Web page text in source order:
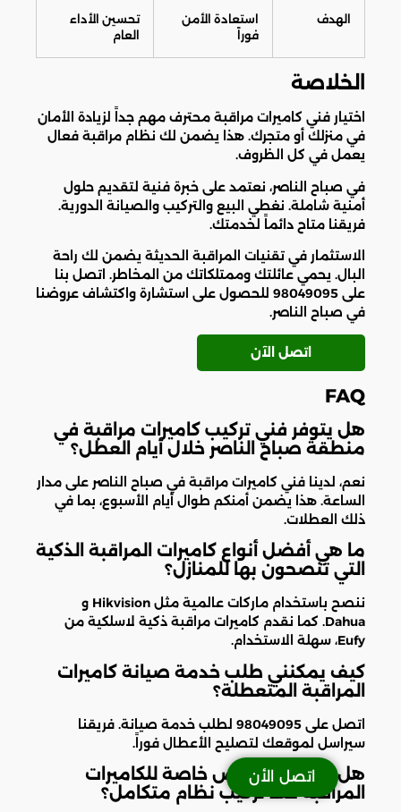
الهدف
استعادة الأمن
فوراً
تحسين الأداء
العام
الخلاصة
اختيار فني كاميرات مراقبة محترف مهم جداً لزيادة الأمان
في منزلك أو متجرك. هذا يضمن لك نظام مراقبة فعال
يعمل في كل الظروف.
في صباح الناصر، نعتمد على خبرة فنية لتقديم حلول
أمنية شاملة. نغطي البيع والتركيب والصيانة الدورية.
فريقنا متاح دائماً لخدمتك.
الاستثمار في تقنيات المراقبة الحديثة يضمن لك راحة
البال. يحمي عائلتك وممتلكاتك من المخاطر. اتصل بنا
على 98049095 للحصول على استشارة واكتشاف عروضنا
في صباح الناصر.
اتصل الآن
FAQ
هل يتوفر فني تركيب كاميرات مراقبة في
منطقة صباح الناصر خلال أيام العطل؟
نعم، لدينا فني كاميرات مراقبة في صباح الناصر على مدار
الساعة. هذا يضمن أمنكم طوال أيام الأسبوع، بما في
ذلك العطلات.
ما هي أفضل أنواع كاميرات المراقبة الذكية
التي تنصحون بها للمنازل؟
ننصح باستخدام ماركات عالمية مثل Hikvision و
Dahua. كما نقدم كاميرات مراقبة ذكية لاسلكية من
Eufy، سهلة الاستخدام.
كيف يمكنني طلب خدمة صيانة كاميرات
المراقبة المتعطلة؟
اتصل على 98049095 لطلب خدمة صيانة. فريقنا
سيراسل لموقعك لتصليح الأعطال فوراً.
هل تقدمون عروض خاصة للكاميرات
المراقبة عند تركيب نظام متكامل؟
اتصل الأن